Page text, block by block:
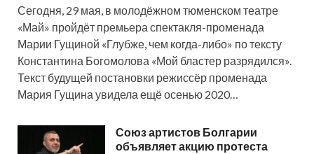
Сегодня, 29 мая, в молодёжном тюменском театре
«Май» пройдёт премьера спектакля-променада
Марии Гущиной «Глубже, чем когда-либо» по тексту
Константина Богомолова «Мой бластер разрядился».
Текст будущей постановки режиссёр променада
Мария Гущина увидела ещё осенью 2020…
Союз артистов Болгарии
объявляет акцию протеста